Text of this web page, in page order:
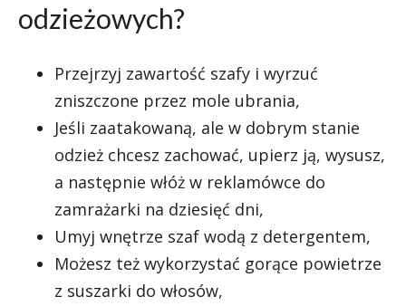
odzieżowych?
Przejrzyj zawartość szafy i wyrzuć
zniszczone przez mole ubrania,
Jeśli zaatakowaną, ale w dobrym stanie
odzież chcesz zachować, upierz ją, wysusz,
a następnie włóż w reklamówce do
zamrażarki na dziesięć dni,
Umyj wnętrze szaf wodą z detergentem,
Możesz też wykorzystać gorące powietrze
z suszarki do włosów,